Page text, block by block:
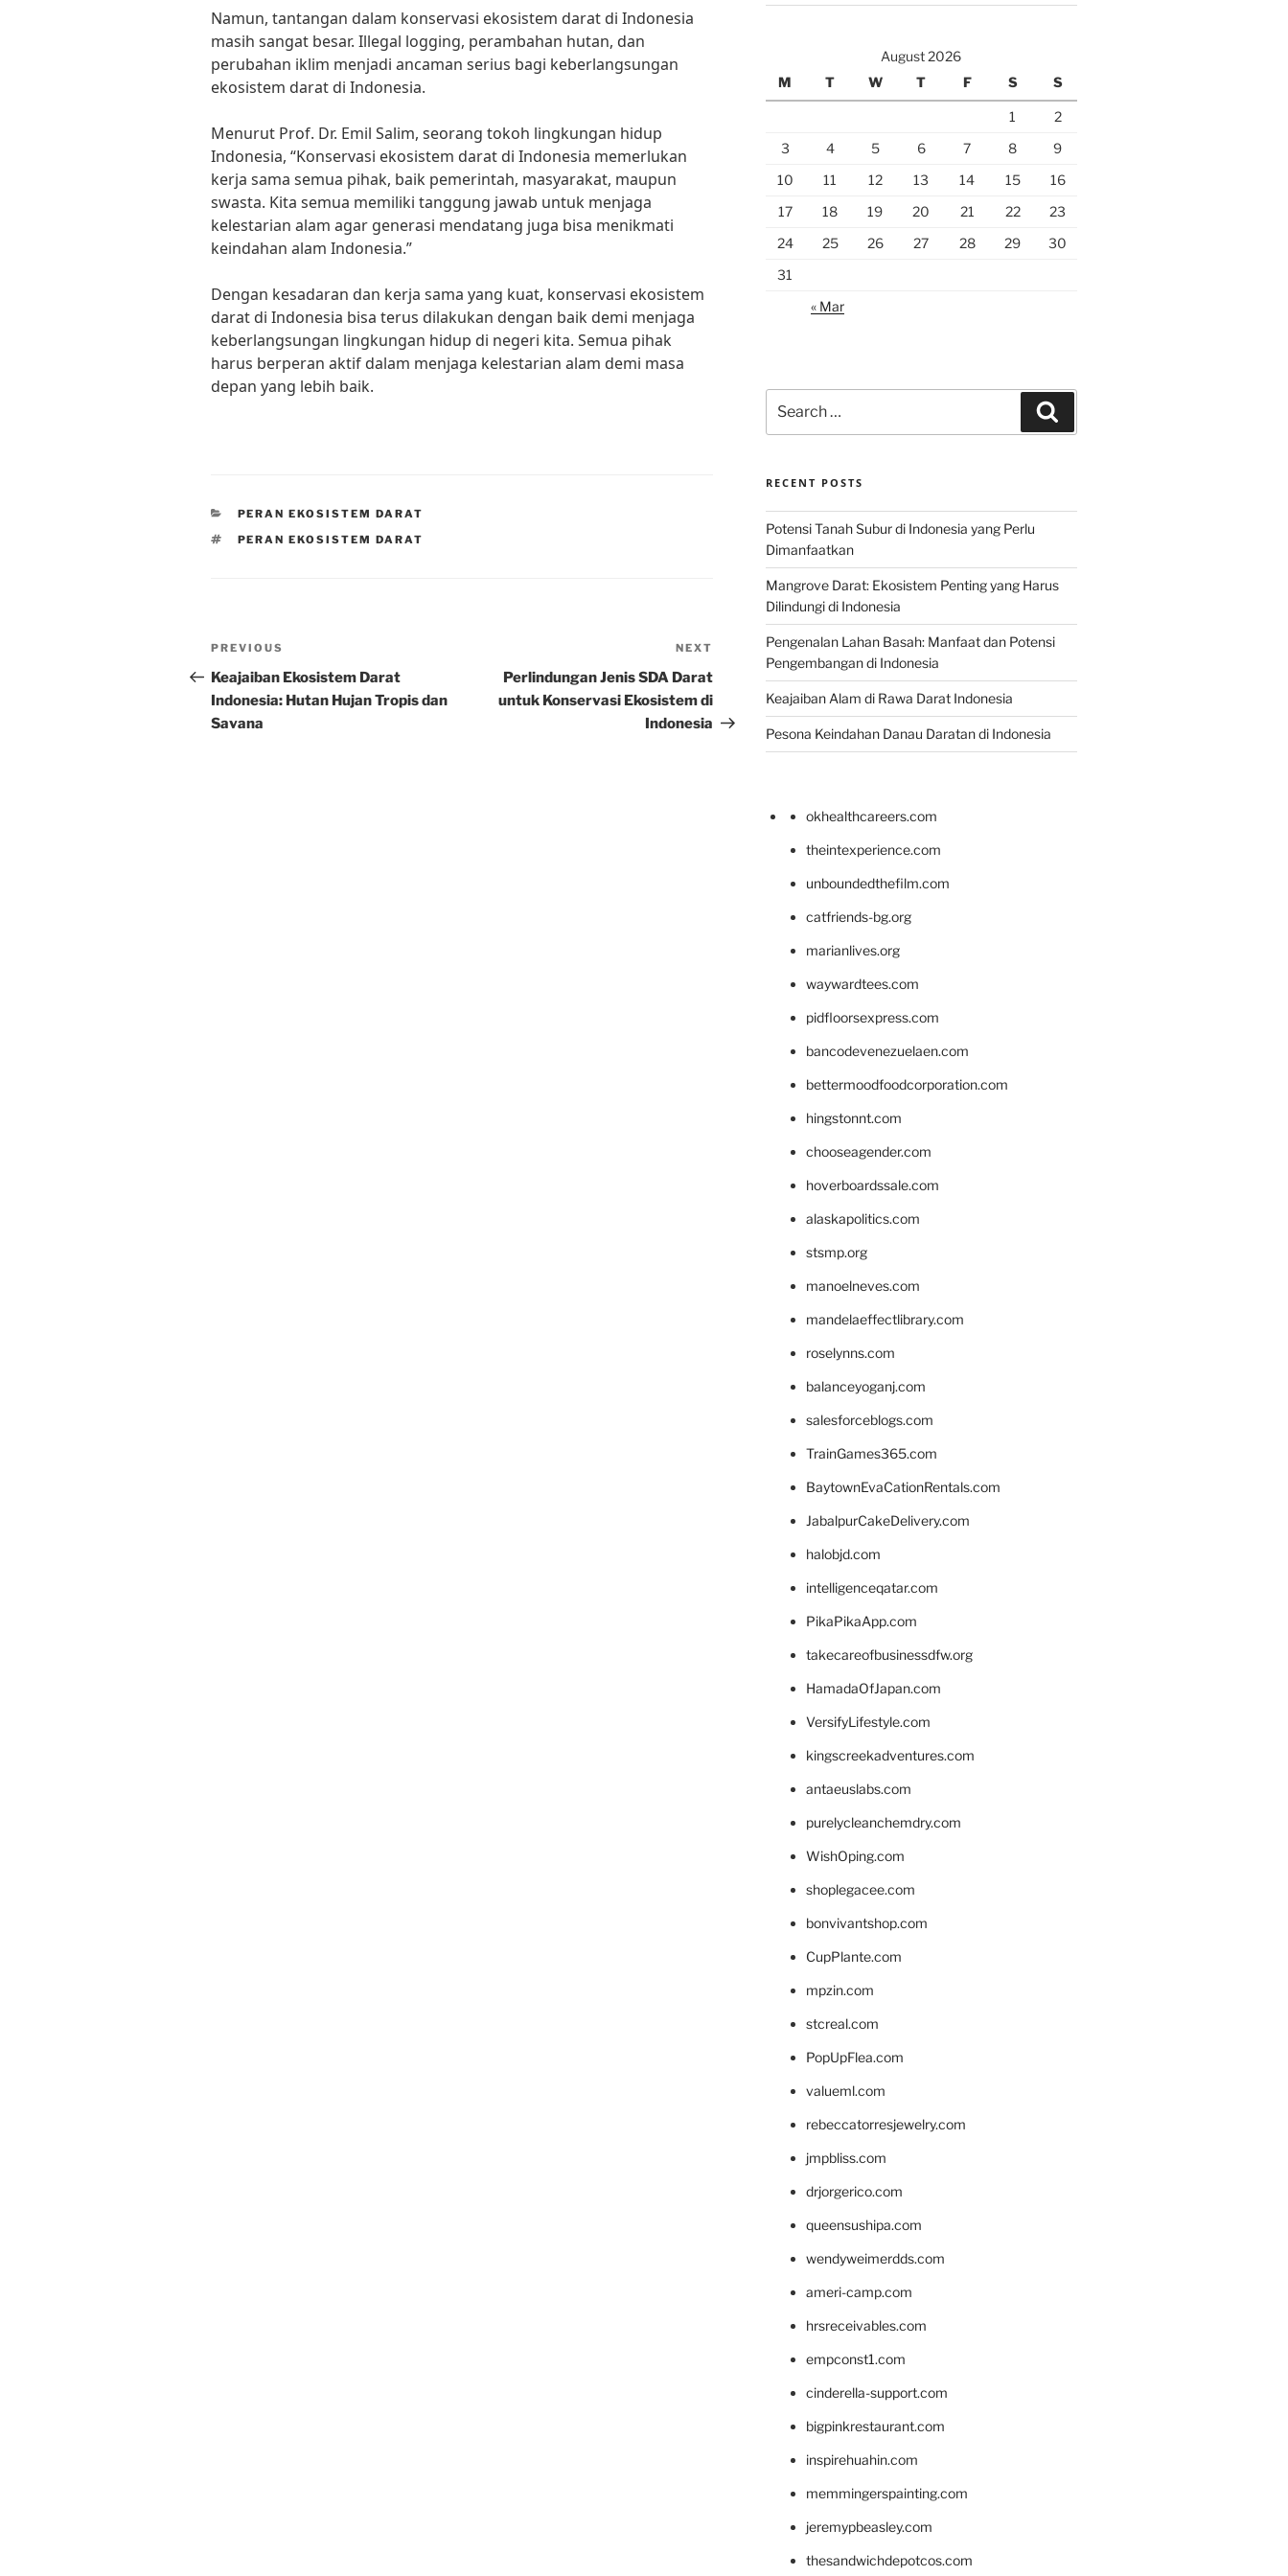
Namun, tantangan dalam konservasi ekosistem darat di Indonesia
masih sangat besar. Illegal logging, perambahan hutan, dan
perubahan iklim menjadi ancaman serius bagi keberlangsungan
ekosistem darat di Indonesia.
Menurut Prof. Dr. Emil Salim, seorang tokoh lingkungan hidup
Indonesia, “Konservasi ekosistem darat di Indonesia memerlukan
kerja sama semua pihak, baik pemerintah, masyarakat, maupun
swasta. Kita semua memiliki tanggung jawab untuk menjaga
kelestarian alam agar generasi mendatang juga bisa menikmati
keindahan alam Indonesia.”
Dengan kesadaran dan kerja sama yang kuat, konservasi ekosistem
darat di Indonesia bisa terus dilakukan dengan baik demi menjaga
keberlangsungan lingkungan hidup di negeri kita. Semua pihak
harus berperan aktif dalam menjaga kelestarian alam demi masa
depan yang lebih baik.
CATEGORIES
PERAN EKOSISTEM DARAT
TAGS
PERAN EKOSISTEM DARAT
Post
navigation
Previous
Post
PREVIOUS
Keajaiban Ekosistem Darat
Indonesia: Hutan Hujan Tropis dan
Savana
Post
NEXT
Perlindungan Jenis SDA Darat
untuk Konservasi Ekosistem di
Indonesia
August 2026
M
T W T F S S
1
2
3
4 5 6 7 8
9
10
11 12 13 14 15
16
17
18 19 20 21 22
23
24
25 26 27 28 29
30
31
« Mar
for:
RECENT POSTS
Potensi Tanah Subur di Indonesia yang Perlu
Dimanfaatkan
Mangrove Darat: Ekosistem Penting yang Harus
Dilindungi di Indonesia
Pengenalan Lahan Basah: Manfaat dan Potensi
Pengembangan di Indonesia
Keajaiban Alam di Rawa Darat Indonesia
Pesona Keindahan Danau Daratan di Indonesia
okhealthcareers.com
theintexperience.com
unboundedthefilm.com
catfriends-bg.org
marianlives.org
waywardtees.com
pidfloorsexpress.com
bancodevenezuelaen.com
bettermoodfoodcorporation.com
hingstonnt.com
chooseagender.com
hoverboardssale.com
alaskapolitics.com
stsmp.org
manoelneves.com
mandelaeffectlibrary.com
roselynns.com
balanceyoganj.com
salesforceblogs.com
TrainGames365.com
BaytownEvaCationRentals.com
JabalpurCakeDelivery.com
halobjd.com
intelligenceqatar.com
PikaPikaApp.com
takecareofbusinessdfw.org
HamadaOfJapan.com
VersifyLifestyle.com
kingscreekadventures.com
antaeuslabs.com
purelycleanchemdry.com
WishOping.com
shoplegacee.com
bonvivantshop.com
CupPlante.com
mpzin.com
stcreal.com
PopUpFlea.com
valueml.com
rebeccatorresjewelry.com
jmpbliss.com
drjorgerico.com
queensushipa.com
wendyweimerdds.com
ameri-camp.com
hrsreceivables.com
empconst1.com
cinderella-support.com
bigpinkrestaurant.com
inspirehuahin.com
memmingerspainting.com
jeremypbeasley.com
thesandwichdepotcos.com